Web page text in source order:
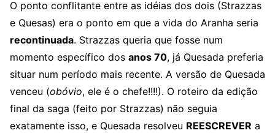
O ponto conflitante entre as idéias dos dois (Strazzas
e Quesas) era o ponto em que a vida do Aranha seria
recontinuada. Strazzas queria que fosse num
momento específico dos anos 70, já Quesada preferia
situar num período mais recente. A versão de Quesada
venceu (obóvio, ele é o chefe!!!!). O roteiro da edição
final da saga (feito por Strazzas) não seguia
exatamente isso, e Quesada resolveu REESCREVER a